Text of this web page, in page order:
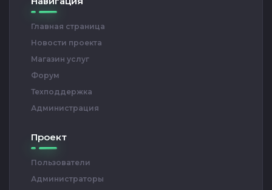
Главная страница
Новости проекта
Магазин услуг
Форум
Техподдержка
Администрация
Проект
Пользователи
Администраторы